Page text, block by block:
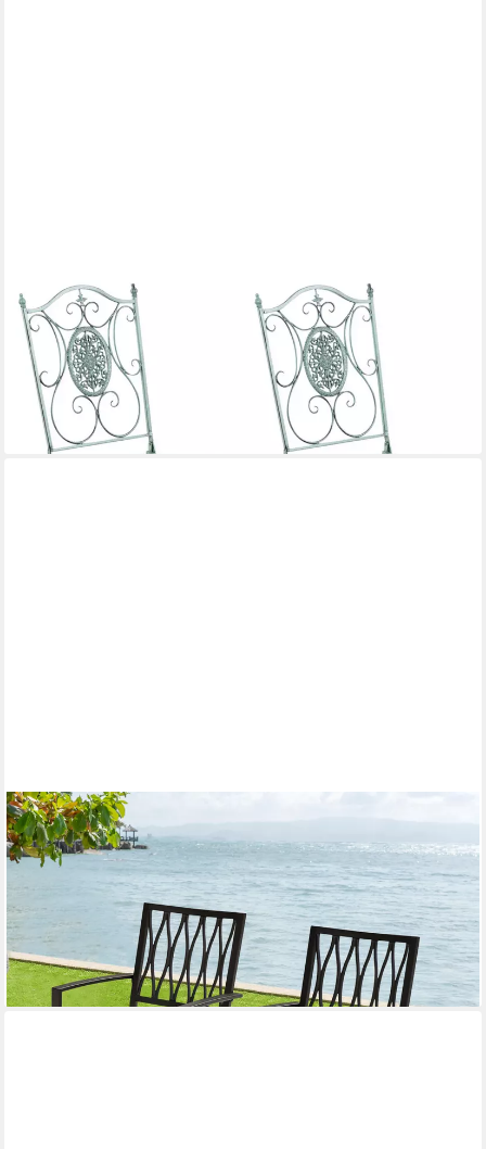
Gartenstuhl Sidan - für Garten, Balkon, Terrasse - Farbe: antik-
grün (Hochwertiger und stabiler Gartenstuhl aus Eisen, 2 St),
Balkonstuhl, Bistrostuhl - Maße (TxBxH): 49 x 42 x 91.5cm
147,45 €
lieferbar - in 3-4 Werktagen bei dir
AVESTAR
Gartenstuhl Stapelbarer Outdoor-Essstuhl 2er Set,
pulverbeschichtetes Eisen (2 St), Balkonstuhl, Armlehnstuhl für
Garten & Terrasse
87,50 €
157,99 €
(43,75 €/ 1 Stk)
-45%
lieferbar - in 2-3 Werktagen bei dir